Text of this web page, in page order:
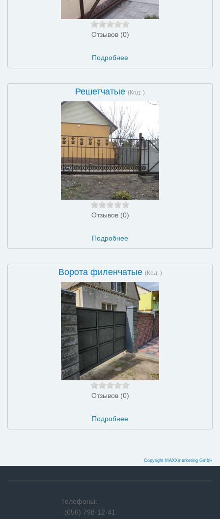
Отзывов (0)
Подробнее
Решетчатые (Код: )
Отзывов (0)
Подробнее
Ворота филенчатые (Код: )
Отзывов (0)
Подробнее
Copyright MAXXmarketing GmbH
Телефоны:
(056) 798-12-41